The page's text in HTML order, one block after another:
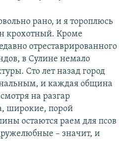
рано, и я тороплюсь
крохотный. Кроме
отреставрированного
в Сулине немало
Сто лет назад город
и каждая община
на разгар
широкие, порой
остаются раем для псов
– значит, и